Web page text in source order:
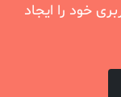
خود را ایجاد